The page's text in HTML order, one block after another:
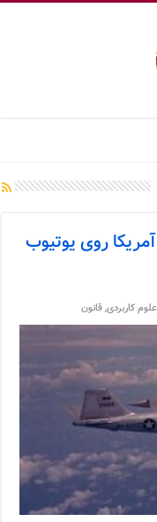
روی یوتیوب
علوم کاربردی,قانون